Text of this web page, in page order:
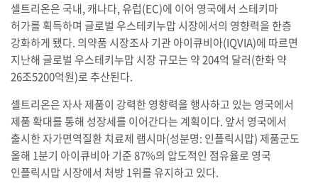
셀트리온은 국내, 캐나다, 유럽(EC)에 이어 영국에서 스테키마
허가를 획득하며 글로벌 우스테키누맙 시장에서의 영향력을 한층
강화하게 됐다. 의약품 시장조사 기관 아이큐비아(IQVIA)에 따르면
지난해 글로벌 우스테키누맙 시장 규모는 약 204억 달러(한화 약
26조5200억원)로 추산된다.
셀트리온은 자사 제품이 강력한 영향력을 행사하고 있는 영국에서
제품 확대를 통해 성장세를 이어간다는 계획이다. 앞서 영국에서
출시한 자가면역질환 치료제 램시마(성분명: 인플릭시맙) 제품군도
올해 1분기 아이큐비아 기준 87%의 압도적인 점유율로 영국
인플릭시맙 시장에서 처방 1위를 유지하고 있다.